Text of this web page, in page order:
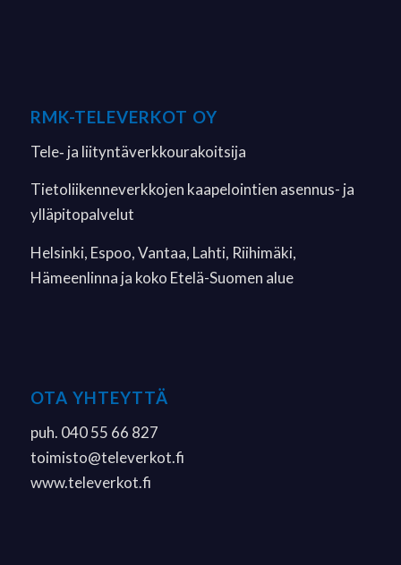
RMK-TELEVERKOT OY
Tele‐ ja liityntäverkkourakoitsija
Tietoliikenneverkkojen kaapelointien asennus- ja
ylläpitopalvelut
Helsinki, Espoo, Vantaa, Lahti, Riihimäki,
Hämeenlinna ja koko Etelä-Suomen alue
OTA YHTEYTTÄ
puh. 040 55 66 827
toimisto@televerkot.fi
www.televerkot.fi